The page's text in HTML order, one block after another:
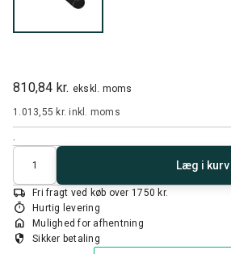
810,84 kr. ekskl. moms
1.013,55 kr.inkl. moms
Antal
Læg i kurv
local_shipping Fri fragt ved køb over 1750 kr.
timer Hurtig levering
home Mulighed for afhentning
security Sikker betaling